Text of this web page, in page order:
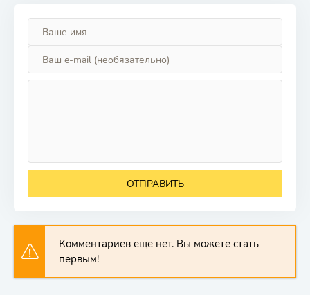
ОТПРАВИТЬ
Комментариев еще нет. Вы можете стать
первым!